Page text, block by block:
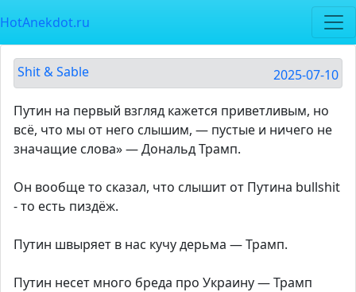
HotAnekdot.ru
Shit & Sable 2025-07-10
Путин на первый взгляд кажется приветливым, но
всё, что мы от него слышим, — пустые и ничего не
значащие слова» — Дональд Трамп.
Он вообще то сказал, что слышит от Путина bullshit
- то есть пиздёж.
Путин швыряет в нас кучу дерьма — Трамп.
Путин несет много бреда про Украину — Трамп